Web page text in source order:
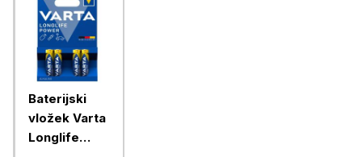
Baterijski
vložek Varta
Longlife